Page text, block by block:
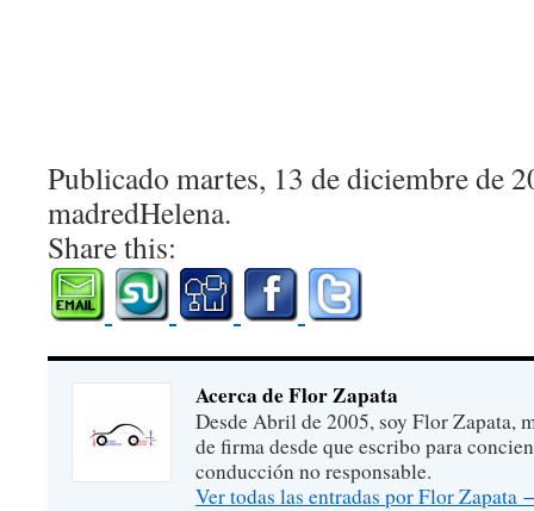
Publicado martes, 13 de diciembre de
madredHelena.
Share this:
Acerca de Flor Zapata
Desde Abril de 2005, soy Flor Zapata,
de firma desde que escribo para
conducción no responsable.
Ver todas las entradas por Flor Zapata